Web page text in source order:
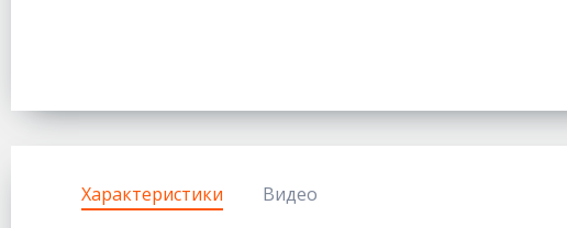
Характеристики Видео